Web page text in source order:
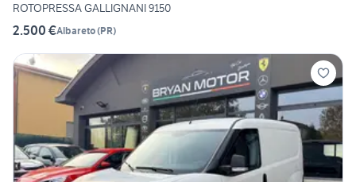
ROTOPRESSA GALLIGNANI 9150
2.500 €Albareto(PR)